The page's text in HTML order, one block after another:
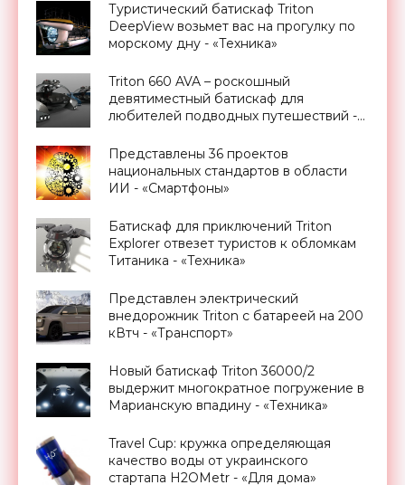
Туристический батискаф Triton
DeepView возьмет вас на прогулку по
морскому дну - «Техника»
Triton 660 AVA – роскошный
девятиместный батискаф для
любителей подводных путешествий -
Представлены 36 проектов
национальных стандартов в области
ИИ - «Смартфоны»
Батискаф для приключений Triton
Explorer отвезет туристов к обломкам
Титаника - «Техника»
Представлен электрический
внедорожник Triton с батареей на 200
кВтч - «Транспорт»
Новый батискаф Triton 36000/2
выдержит многократное погружение в
Марианскую впадину - «Техника»
Travel Cup: кружка определяющая
качество воды от украинского
стартапа H2OMetr - «Для дома»